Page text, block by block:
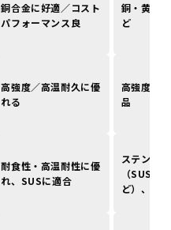
銅合金に好適／コスト
パフォーマンス良
銅・黄銅
ど
高強度／高温耐久に優
れる
高強度が
品
耐食性・高温耐性に優
れ、SUSに適合
ステンレス
（
ど）、Ni